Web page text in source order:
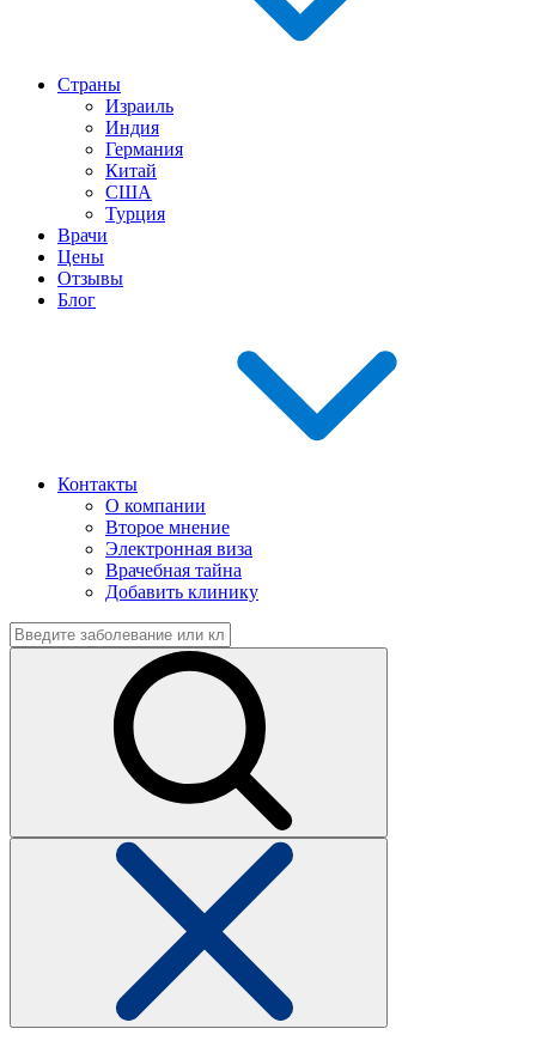
Страны
Израиль
Индия
Германия
Китай
США
Турция
Врачи
Цены
Отзывы
Блог
Контакты
О компании
Второе мнение
Электронная виза
Врачебная тайна
Добавить клинику